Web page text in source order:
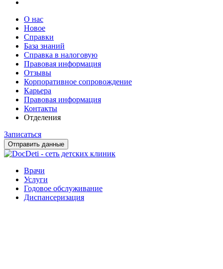
О нас
Новое
Справки
База знаний
Справка в налоговую
Правовая информация
Отзывы
Корпоративное сопровождение
Карьера
Правовая информация
Контакты
Отделения
Записаться
Отправить данные
Врачи
Услуги
Годовое обслуживание
Диспансеризация